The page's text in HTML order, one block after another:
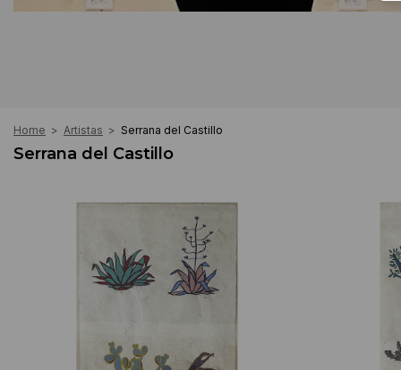
Home > Artistas > Serrana del Castillo
Serrana del Castillo